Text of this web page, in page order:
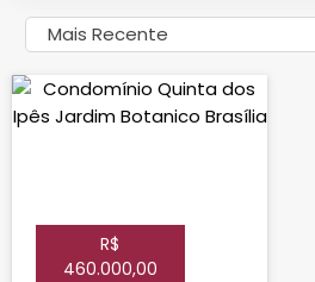
Mais Recente
R$
460.000,00